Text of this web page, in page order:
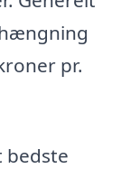
pr.
bedste